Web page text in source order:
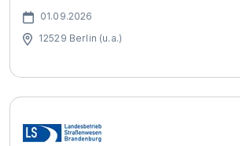
01.09.2026
12529 Berlin (u.a.)